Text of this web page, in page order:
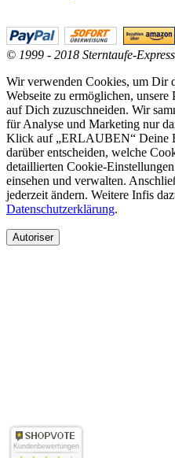
© 1999 - 2018 Sterntaufe-
Wir verwenden Cookies, um Dir
Webseite zu ermöglichen, unsere
auf Dich zuzuschneiden. Wir
für Analyse und Marketing nur
Klick auf „ERLAUBEN“ Deine
darüber entscheiden, welche
detaillierten Cookie-
einsehen und verwalten.
jederzeit ändern. Weitere Infis
Datenschutzerklärung.
Autoriser
Kundenbewertungen